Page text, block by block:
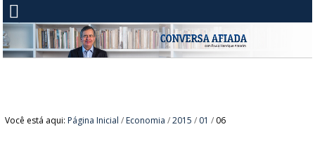
Você está aqui: Página Inicial / Economia /2015 / 01 / 06